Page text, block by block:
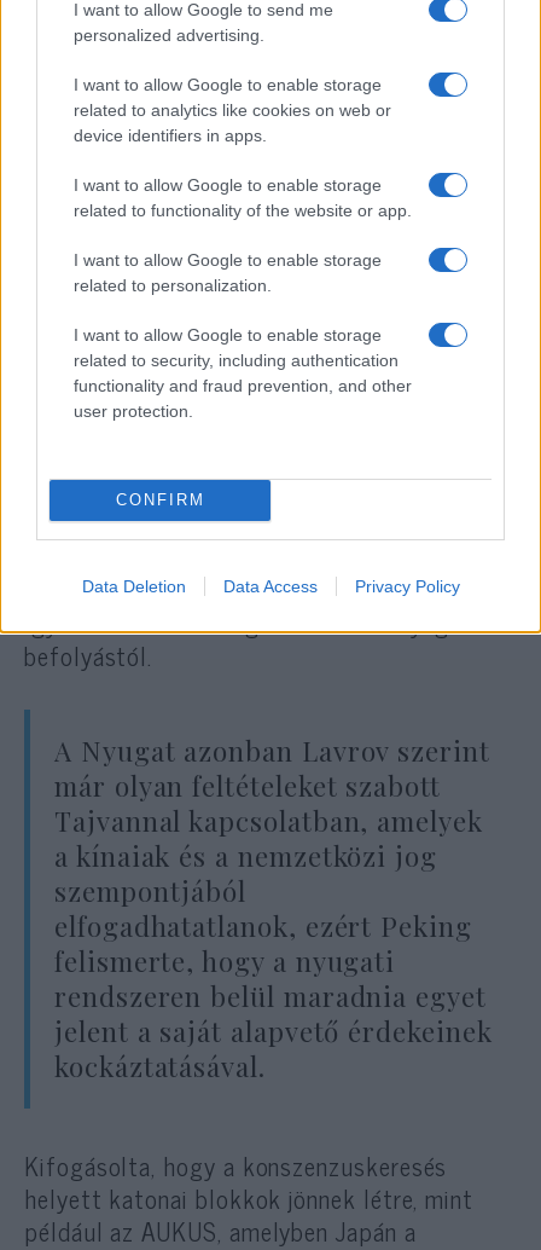
I want to allow Google to send me
personalized advertising.
I want to allow Google to enable storage
related to analytics like cookies on web or
device identifiers in apps.
I want to allow Google to enable storage
related to functionality of the website or app.
I want to allow Google to enable storage
related to personalization.
I want to allow Google to enable storage
related to security, including authentication
functionality and fraud prevention, and other
user protection.
CONFIRM
Data Deletion Data Access Privacy Policy
véletlen, hogy rabszolgává tették
Európát, ezt teszik Japánnal, és
be akarják vonni Indonéziát,
Kanadát, Dél-Koreát. Az Egyesült
Államok nem elég erős ahhoz,
hogy érvényre juttassa a
dominálás, valamint Oroszország
és Kína megfékezésének
irányvonalát. Ehhez a nyugati
tábor teljes mozgósítására van
szükség”
– fogalmazott.
integrálódott a globalizációs folyamatokba,
így ott nehezebb megszabadulni a nyugati
befolyástól.
A Nyugat azonban Lavrov szerint
már olyan feltételeket szabott
Tajvannal kapcsolatban, amelyek
a kínaiak és a nemzetközi jog
szempontjából
elfogadhatatlanok, ezért Peking
felismerte, hogy a nyugati
rendszeren belül maradnia egyet
jelent a saját alapvető érdekeinek
kockáztatásával.
Kifogásolta, hogy a konszenzuskeresés
helyett katonai blokkok jönnek létre, mint
például az AUKUS, amelyben Japán a